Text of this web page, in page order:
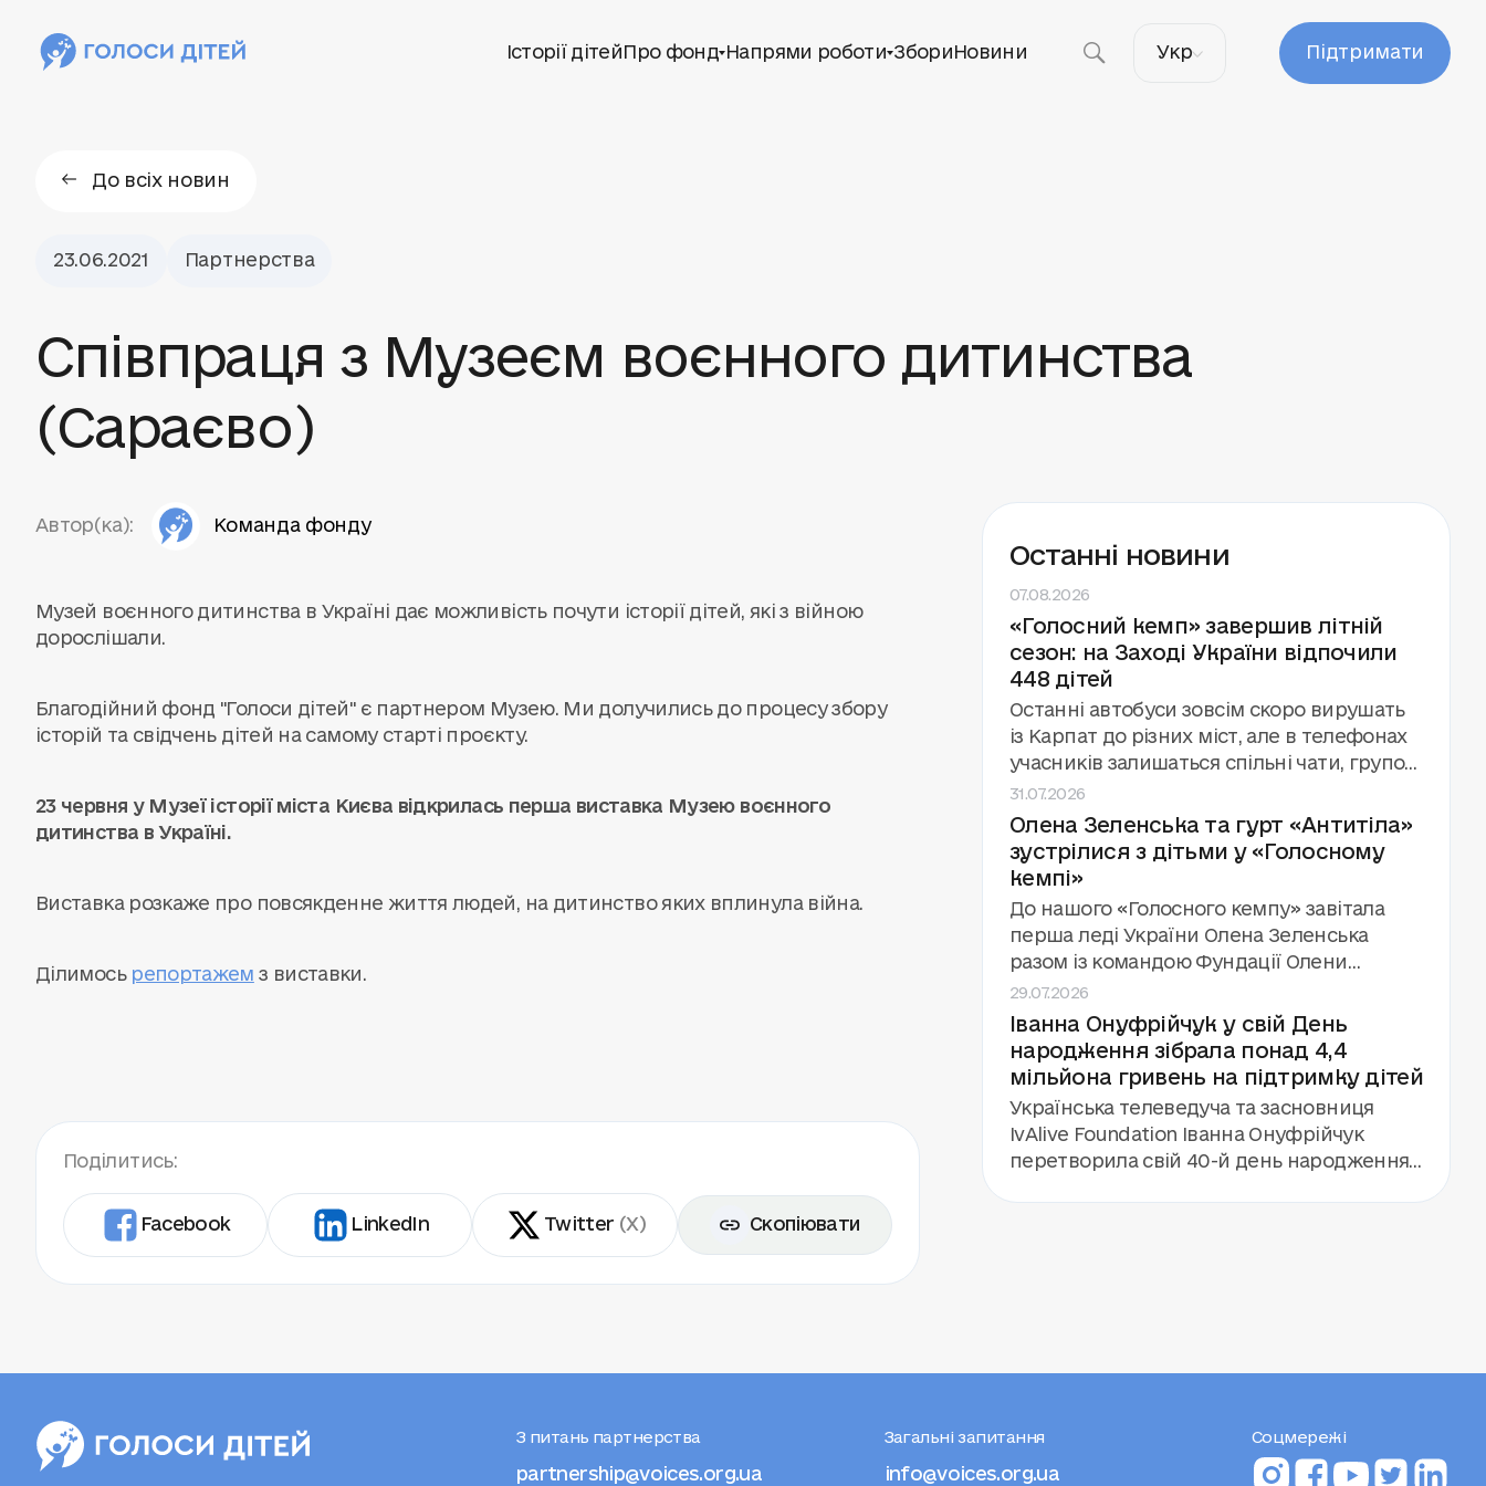
Історії дітейПро фонд Напрями роботи ЗбориНовини Укр Підтримати
До всіх новин
23.06.2021 Партнерства
Співпраця з Музеєм воєнного дитинства
(Сараєво)
Автор(ка): Команда фонду
Музей воєнного дитинства в Україні дає можливість почути історії дітей, які з війною
дорослішали.
Благодійний фонд "Голоси дітей" є партнером Музею. Ми долучились до процесу збору
історій та свідчень дітей на самому старті проєкту.
23 червня у Музеї історії міста Києва відкрилась перша виставка Музею воєнного
дитинства в Україні.
Виставка розкаже про повсякденне життя людей, на дитинство яких вплинула війна.
Ділимось репортажем з виставки.
Поділитись:
Facebook LinkedIn Twitter (X) Скопіювати
Останні новини
07.08.2026
«Голосний кемп» завершив літній
сезон: на Заході України відпочили
448 дітей
Останні автобуси зовсім скоро вирушать
із Карпат до різних міст, але в телефонах
учасників залишаться спільні чати, групові
фото й обіцянки зустрітися знову.
«Голосний кемп» завершив третій сезон
поспіль за підтримки та у співпраці з
Фундацією Олени Зеленської. Цього літа
фонд «Голоси дітей» провів вісім змін для
448 дітей, які зазнали впливу війни.
31.07.2026
Олена Зеленська та гурт «Антитіла»
зустрілися з дітьми у «Голосному
кемпі»
До нашого «Голосного кемпу» завітала
перша леді України Олена Зеленська
разом із командою Фундації Олени
Зеленської та міністром освіти Андрієм
Бутенком. А ще — гурт «Антитіла», який
дав концерт для 112 дітей і команди кемпу.
29.07.2026
Іванна Онуфрійчук у свій День
народження зібрала понад 4,4
мільйона гривень на підтримку дітей
Українська телеведуча та засновниця
IvAlive Foundation Іванна Онуфрійчук
перетворила свій 40-й день народження
З питань партнерства
partnership@voices.org.ua
Загальні запитання
info@voices.org.ua
Соцмережі